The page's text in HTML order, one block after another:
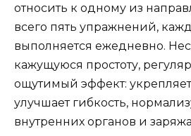
относить к одному из
всего пять упражнений,
выполняется ежедневно.
кажущуюся простоту,
ощутимый эффект:
улучшает гибкость,
внутренних органов и